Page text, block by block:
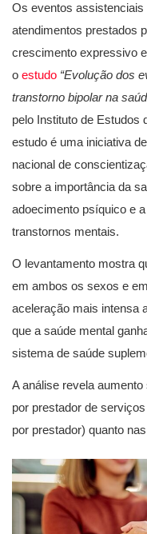
Os eventos assistenciais
atendimentos prestados
crescimento expressivo
o estudo “Evolução dos
transtorno bipolar na
pelo Instituto de Estudos
estudo é uma iniciativa
nacional de
sobre a importância da
adoecimento psíquico e
transtornos mentais.
O levantamento mostra
em ambos os sexos e
aceleração mais intensa
que a saúde mental
sistema de saúde
A análise revela
por prestador de
por prestador) quanto